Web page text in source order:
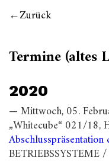
Zurück
Termine (altes
2020
— Mittwoch, 05.
„Whitecube“ 021/18,
BETRIEBSSYSTEME